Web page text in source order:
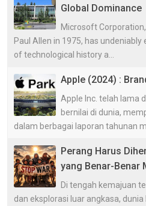
Global Dominance
Microsoft
Paul Allen in 1975, has
of technological history a...
Apple (2024) :
Apple Inc. telah lama
bernilai di dunia,
dalam berbagai laporan tahunan
Perang Harus
yang Benar-Benar
Di tengah kemajuan
dan eksplorasi luar angkasa,